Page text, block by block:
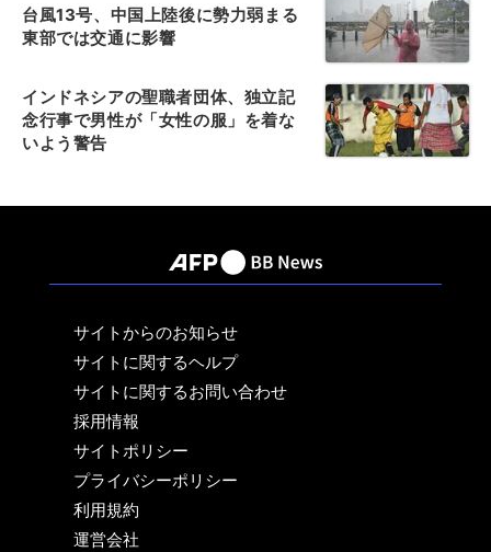
台風13号、中国上陸後に勢力弱まる
東部では交通に影響
インドネシアの聖職者団体、独立記
念行事で男性が「女性の服」を着な
いよう警告
サイトからのお知らせ
サイトに関するヘルプ
サイトに関するお問い合わせ
採用情報
サイトポリシー
プライバシーポリシー
利用規約
運営会社